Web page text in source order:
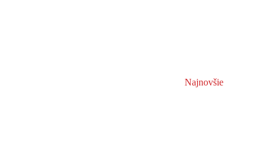
Najnovšie